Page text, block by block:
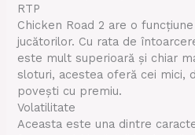
RTP
Chicken Road 2 are o
jucătorilor. Cu rata de
este mult superioară și chiar
sloturi, acestea oferă cei mici,
povești cu premiu.
Volatilitate
Aceasta este una dintre